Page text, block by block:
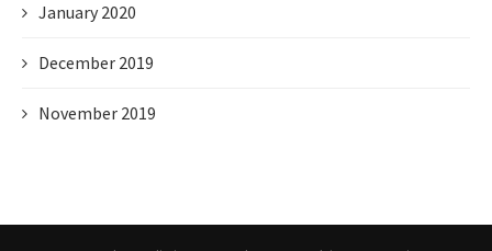
January 2020
December 2019
November 2019